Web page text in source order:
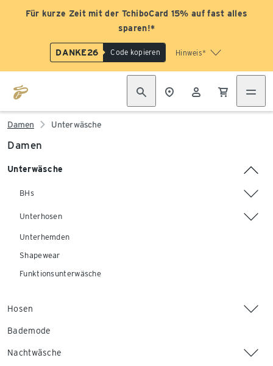
Für kurze Zeit mit der TchiboCard 15% auf fast alles
sparen!*
DANKE26 Code kopieren Hinweis*
Damen Unterwäsche
Damen
Unterwäsche
BHs
Unterhosen
Unterhemden
Shapewear
Funktionsunterwäsche
Hosen
Bademode
Nachtwäsche